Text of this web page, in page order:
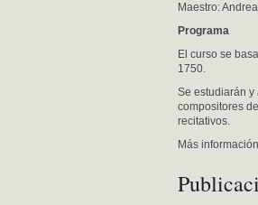
Maestro:
Programa
El curso se
1750.
Se estudiarán y
compositores
recitativos.
Más